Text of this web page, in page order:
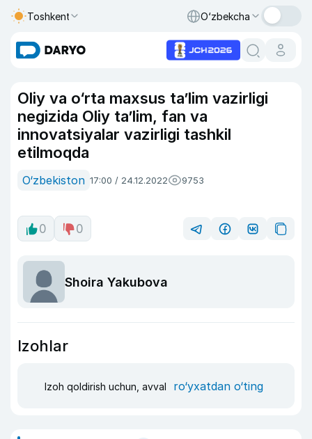
Toshkent O‘zbekcha
Oliy va o‘rta maxsus ta’lim vazirligi
negizida Oliy ta’lim, fan va
innovatsiyalar vazirligi tashkil
etilmoqda
O‘zbekiston 17:00 / 24.12.2022 9753
0 0
Shoira Yakubova
Izohlar
Izoh qoldirish uchun, avval ro‘yxatdan o‘ting